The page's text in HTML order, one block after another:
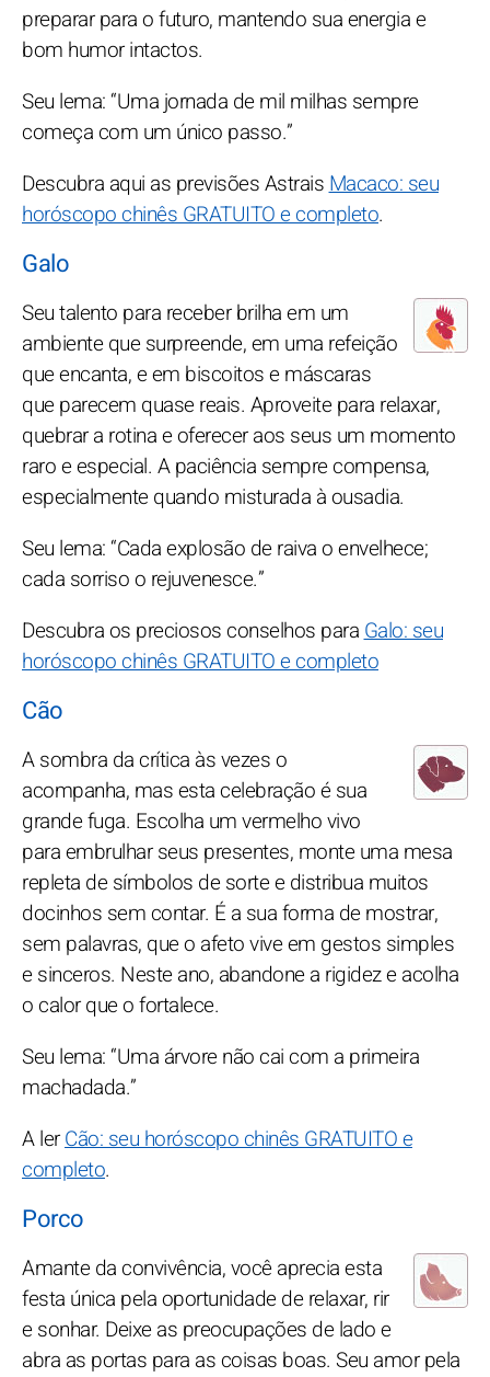
preparar para o futuro, mantendo sua energia e
bom humor intactos.
Seu lema: “Uma jornada de mil milhas sempre
começa com um único passo.”
Descubra aqui as previsões Astrais Macaco: seu
horóscopo chinês GRATUITO e completo.
Galo
Seu talento para receber brilha em um
ambiente que surpreende, em uma refeição
que encanta, e em biscoitos e máscaras
que parecem quase reais. Aproveite para relaxar,
quebrar a rotina e oferecer aos seus um momento
raro e especial. A paciência sempre compensa,
especialmente quando misturada à ousadia.
Seu lema: “Cada explosão de raiva o envelhece;
cada sorriso o rejuvenesce.”
Descubra os preciosos conselhos para Galo: seu
horóscopo chinês GRATUITO e completo
Cão
A sombra da crítica às vezes o
acompanha, mas esta celebração é sua
grande fuga. Escolha um vermelho vivo
para embrulhar seus presentes, monte uma mesa
repleta de símbolos de sorte e distribua muitos
docinhos sem contar. É a sua forma de mostrar,
sem palavras, que o afeto vive em gestos simples
e sinceros. Neste ano, abandone a rigidez e acolha
o calor que o fortalece.
Seu lema: “Uma árvore não cai com a primeira
machadada.”
A lerCão: seu horóscopo chinês GRATUITO e
completo.
Porco
Amante da convivência, você aprecia esta
festa única pela oportunidade de relaxar, rir
e sonhar. Deixe as preocupações de lado e
abra as portas para as coisas boas. Seu amor pela